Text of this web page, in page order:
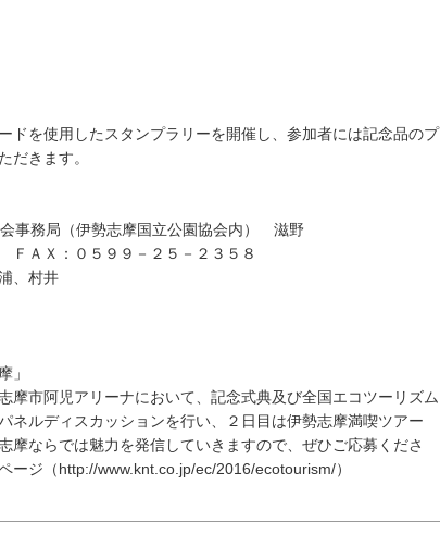
を使用したスタンプラリーを開催し、参加者には記念品のプ
きます。
務局（伊勢志摩国立公園協会内） 滋野
Ｘ：０５９９－２５－２３５８
、村井
摩」
阿児アリーナにおいて、記念式典及び全国エコツーリズム
ルディスカッションを行い、２日目は伊勢志摩満喫ツアー
ならでは魅力を発信していきますので、ぜひご応募くださ
ジ（http://www.knt.co.jp/ec/2016/ecotourism/）